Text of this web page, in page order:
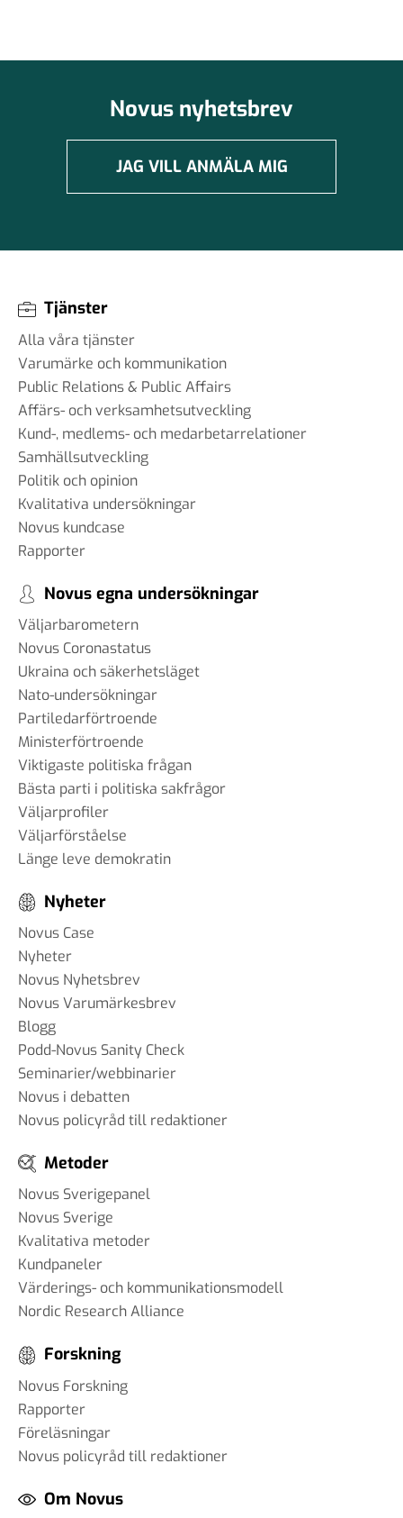
16 sep 2025
#98 - Claire Durand -
Demokrati i världen
22 aug 2025
gemensam kunskapskärna”
#96 - Charbel Gabro - att
bygga broar mellan grupper i
samhället
03 jun 2025
19 maj 2025
#94 - Patrik Thunholm -
samhällskommunikation
08 maj 2025
#93 - Brit Stakston -
svenskarnas medievanor
30 apr 2025
arbetslivet för tjänstemän
11 apr 2025
#91 - Robert Kindroth - att
förebygga våldsbejakande
extremism
28 mar 2025
#90 Martin Svensson - Hur
påverkar AI samhället – och
hur anpassar vi oss?
#89 Günther Mårder -
företagsklimatet i Sverige
28 feb 2025
medieklimatet
Novus nyhetsbrev
JAG VILL ANMÄLA MIG
Tjänster
Alla våra tjänster
Varumärke och kommunikation
Public Relations & Public Affairs
Affärs- och verksamhetsutveckling
Kund-, medlems- och medarbetarrelationer
Samhällsutveckling
Politik och opinion
Kvalitativa undersökningar
Novus kundcase
Rapporter
Novus egna undersökningar
Väljarbarometern
Novus Coronastatus
Ukraina och säkerhetsläget
Nato-undersökningar
Partiledarförtroende
Ministerförtroende
Viktigaste politiska frågan
Bästa parti i politiska sakfrågor
Väljarprofiler
Väljarförståelse
Länge leve demokratin
Nyheter
Novus Case
Nyheter
Novus Nyhetsbrev
Novus Varumärkesbrev
Blogg
Podd-Novus Sanity Check
Seminarier/webbinarier
Novus i debatten
Novus policyråd till redaktioner
Metoder
Novus Sverigepanel
Novus Sverige
Kvalitativa metoder
Kundpaneler
Värderings- och kommunikationsmodell
Nordic Research Alliance
Forskning
Novus Forskning
Rapporter
Föreläsningar
Novus policyråd till redaktioner
Om Novus